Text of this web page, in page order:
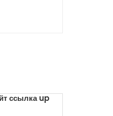
ссылка up